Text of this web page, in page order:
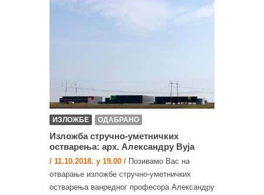
ИЗЛОЖБЕ ОДАБРАНО
Изложба стручно-уметничких
остварења: арх. Александру Вуја
/ 11.10.2018. у 19.00 / Позивамо Вас на
отварање изложбе стручно-уметничких
остварења ванредног професора Александру